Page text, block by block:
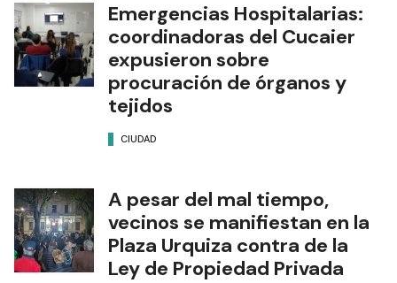
Emergencias Hospitalarias:
coordinadoras del Cucaier
expusieron sobre
procuración de órganos y
tejidos
CIUDAD
A pesar del mal tiempo,
vecinos se manifiestan en la
Plaza Urquiza contra de la
Ley de Propiedad Privada